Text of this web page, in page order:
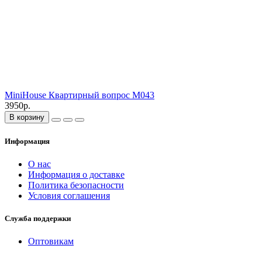
MiniHouse Квартирный вопрос M043
3950р.
В корзину
Информация
О нас
Информация о доставке
Политика безопасности
Условия соглашения
Служба поддержки
Оптовикам